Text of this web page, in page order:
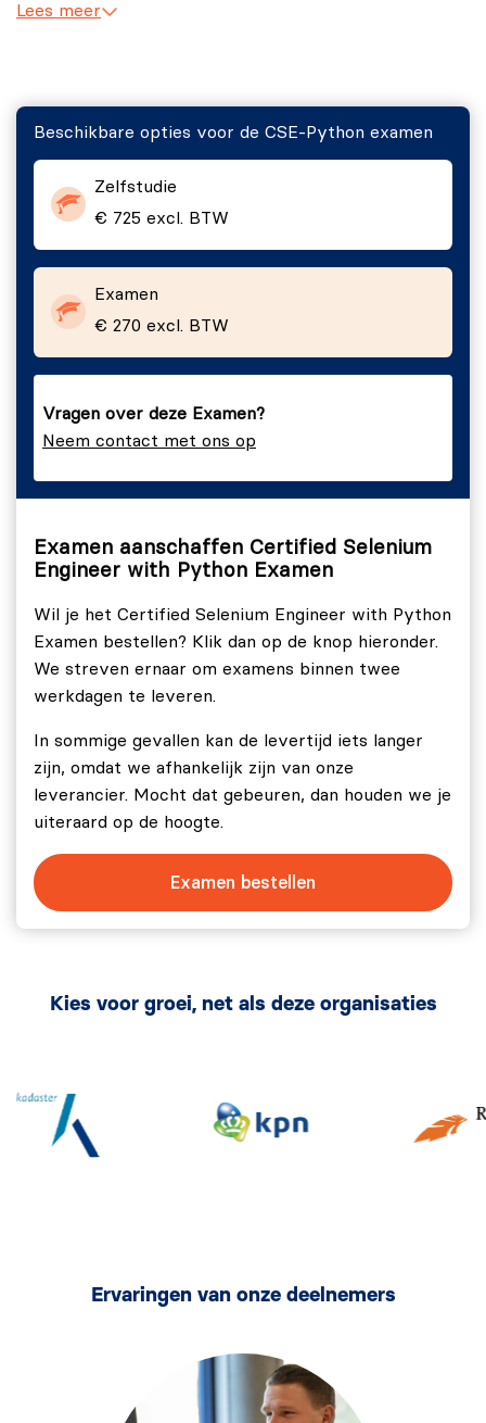
Integratie van Selenium met testframeworks.
Examenopzet
en Python toetsen. Je krijgt 60 minuten (of 75 minuten
Slaagcriteria
te hebben beantwoord.
Lees meer
Beschikbare opties voor de CSE-Python examen
Zelfstudie
€ 725 excl. BTW
Examen
€ 270 excl. BTW
Vragen over deze Examen?
Neem contact met ons op
Examen aanschaffen Certified Selenium
Engineer with Python Examen
Wil je het Certified Selenium Engineer with Python
Examen bestellen? Klik dan op de knop hieronder.
We streven ernaar om examens binnen twee
werkdagen te leveren.
In sommige gevallen kan de levertijd iets langer
zijn, omdat we afhankelijk zijn van onze
leverancier. Mocht dat gebeuren, dan houden we je
uiteraard op de hoogte.
Examen bestellen
Kies voor groei, net als deze organisaties
Ervaringen van onze deelnemers